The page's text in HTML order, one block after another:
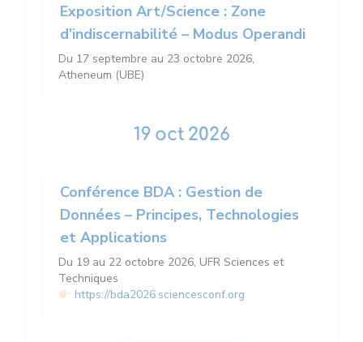
Exposition Art/Science : Zone
d’indiscernabilité – Modus Operandi
Du 17 septembre au 23 octobre 2026,
Atheneum (UBE)
19 oct 2026
Conférence BDA : Gestion de
Données – Principes, Technologies
et Applications
Du 19 au 22 octobre 2026, UFR Sciences et
Techniques
https://bda2026.sciencesconf.org